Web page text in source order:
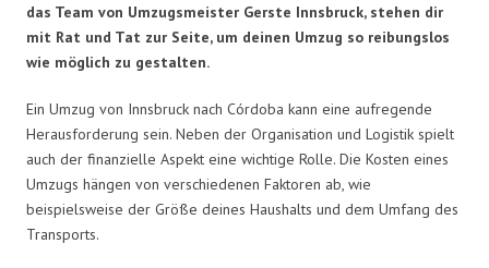
das Team von Umzugsmeister Gerste Innsbruck, stehen dir
mit Rat und Tat zur Seite, um deinen Umzug so reibungslos
wie möglich zu gestalten.
Ein Umzug von Innsbruck nach Córdoba kann eine aufregende
Herausforderung sein. Neben der Organisation und Logistik spielt
auch der finanzielle Aspekt eine wichtige Rolle. Die Kosten eines
Umzugs hängen von verschiedenen Faktoren ab, wie
beispielsweise der Größe deines Haushalts und dem Umfang des
Transports.